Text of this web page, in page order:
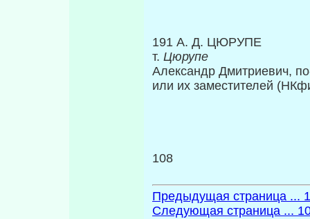
191 А. Д. ЦЮРУПЕ
т. Цюрупе
Александр Дмитриевич,
или их заместителей
108
Предыдущая страница ...
Следующая страница ...